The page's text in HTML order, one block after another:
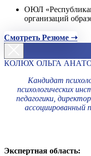
ОЮЛ
организаций
Смотреть Резюме ➝
КОЛЮХ ОЛЬГА
Кандидат
психологических
педагогики,
ассоциированный
Экспертная область: